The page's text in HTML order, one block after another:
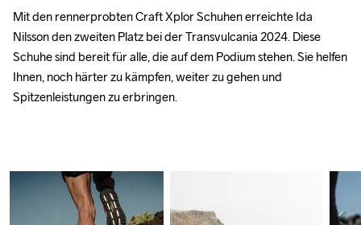
Mit den rennerprobten Craft Xplor Schuhen erreichte Ida
Nilsson den zweiten Platz bei der Transvulcania 2024. Diese
Schuhe sind bereit für alle, die auf dem Podium stehen. Sie helfen
Ihnen, noch härter zu kämpfen, weiter zu gehen und
Spitzenleistungen zu erbringen.